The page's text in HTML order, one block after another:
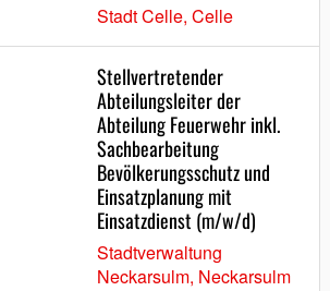
Stadt Celle, Celle
Stellvertretender
Abteilungsleiter der
Abteilung Feuerwehr inkl.
Sachbearbeitung
Bevölkerungsschutz und
Einsatzplanung mit
Einsatzdienst (m/w/d)
Stadtverwaltung
Neckarsulm, Neckarsulm